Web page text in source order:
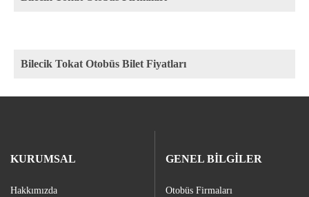
Bilecik Tokat Otobüs Bilet Fiyatları
KURUMSAL
Hakkımızda
GENEL BİLGİLER
Otobüs Firmaları